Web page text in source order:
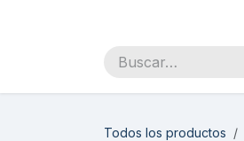
Todos los productos